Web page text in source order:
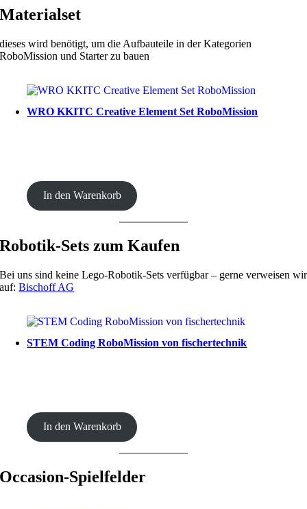
Materialset
dieses wird benötigt, um die Aufbauteile in der Kategorien
RoboMission und Starter zu bauen
WRO KKITC Creative Element Set RoboMission
In den Warenkorb
Robotik-Sets zum Kaufen
Bei uns sind keine Lego-Robotik-Sets verfügbar – gerne verweisen wir
auf:Bischoff AG
STEM Coding RoboMission von fischertechnik
In den Warenkorb
Occasion-Spielfelder